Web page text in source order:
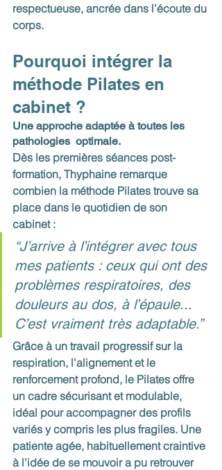
respectueuse, ancrée dans l’écoute du
corps.
Pourquoi intégrer la
méthode Pilates en
cabinet ?
Une approche adaptée à toutes les
pathologies  optimale.
Dès les premières séances post-
formation, Thyphaine remarque
combien la méthode Pilates trouve sa
place dans le quotidien de son
cabinet :
“J’arrive à l’intégrer avec tous
mes patients : ceux qui ont des
problèmes respiratoires, des
douleurs au dos, à l’épaule...
C’est vraiment très adaptable.”
Grâce à un travail progressif sur la
respiration, l'alignement et le
renforcement profond, le Pilates offre
un cadre sécurisant et modulable,
idéal pour accompagner des profils
variés y compris les plus fragiles. Une
patiente agée, habituellement craintive
à l'idée de se mouvoir a pu retrouver